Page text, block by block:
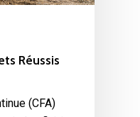
Réussis
(CFA)